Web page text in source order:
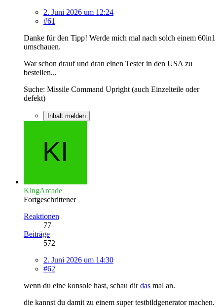
2. Juni 2026 um 12:24
#61
Danke für den Tipp! Werde mich mal nach solch einem 60in1
umschauen.
War schon drauf und dran einen Tester in den USA zu
bestellen...
Suche: Missile Command Upright (auch Einzelteile oder
defekt)
Inhalt melden
KingArcade
Fortgeschrittener
Reaktionen
77
Beiträge
572
2. Juni 2026 um 14:30
#62
wenn du eine konsole hast, schau dirdas mal an.
die kannst du damit zu einem super testbildgenerator machen.